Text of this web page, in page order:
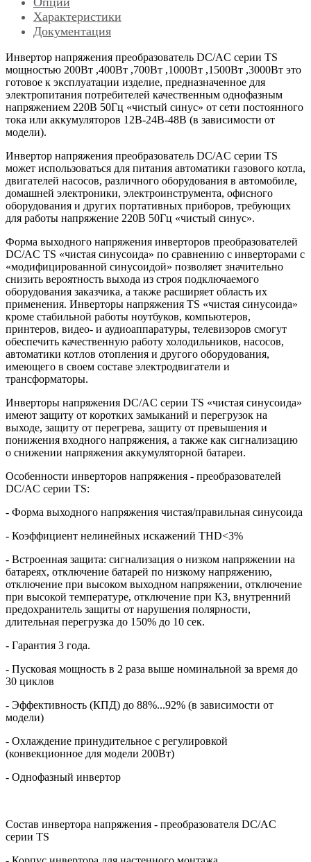
Характеристики
Документация
Инвертор напряжения преобразователь DC/AC серии TS
мощностью 200Вт ,400Вт ,700Вт ,1000Вт ,1500Вт ,3000Вт это
готовое к эксплуатации изделие, предназначенное для
электропитания потребителей качественным однофазным
напряжением 220В 50Гц «чистый синус» от сети постоянного
тока или аккумуляторов 12В-24В-48В (в зависимости от
модели).
Инвертор напряжения преобразователь DC/AC серии TS
может использоваться для питания автоматики газового котла,
двигателей насосов, различного оборудования в автомобиле,
домашней электроники, электроинструмента, офисного
оборудования и других портативных приборов, требующих
для работы напряжение 220В 50Гц «чистый синус».
Форма выходного напряжения инверторов преобразователей
DC/AC TS «чистая синусоида» по сравнению с инверторами с
«модифицированной синусоидой» позволяет значительно
снизить вероятность выхода из строя подключаемого
оборудования заказчика, а также расширяет область их
применения. Инверторы напряжения TS «чистая синусоида»
кроме стабильной работы ноутбуков, компьютеров,
принтеров, видео- и аудиоаппаратуры, телевизоров смогут
обеспечить качественную работу холодильников, насосов,
автоматики котлов отопления и другого оборудования,
имеющего в своем составе электродвигатели и
трансформаторы.
Инверторы напряжения DC/AC серии TS «чистая синусоида»
имеют защиту от коротких замыканий и перегрузок на
выходе, защиту от перегрева, защиту от превышения и
понижения входного напряжения, а также как сигнализацию
о снижении напряжения аккумуляторной батареи.
Особенности инверторов напряжения - преобразователей
DC/AC серии TS:
- Форма выходного напряжения чистая/правильная синусоида
- Коэффициент нелинейных искажений THD<3%
- Встроенная защита: сигнализация о низком напряжении на
батареях, отключение батарей по низкому напряжению,
отключение при высоком выходном напряжении, отключение
при высокой температуре, отключение при КЗ, внутренний
предохранитель защиты от нарушения полярности,
длительная перегрузка до 150% до 10 сек.
- Гарантия 3 года.
- Пусковая мощность в 2 раза выше номинальной за время до
30 циклов
- Эффективность (КПД) до 88%...92% (в зависимости от
модели)
- Охлаждение принудительное с регулировкой
(конвекционное для модели 200Вт)
- Однофазный инвертор
Состав инвертора напряжения - преобразователя DC/AC
серии TS